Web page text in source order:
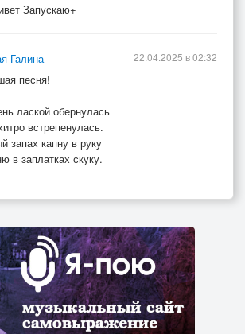
Запускаю+
Галина
песня!
лаской обернулась
встрепенулась.
запах капну в руку
в заплатках скуку.
22.04.2025 в 02:32